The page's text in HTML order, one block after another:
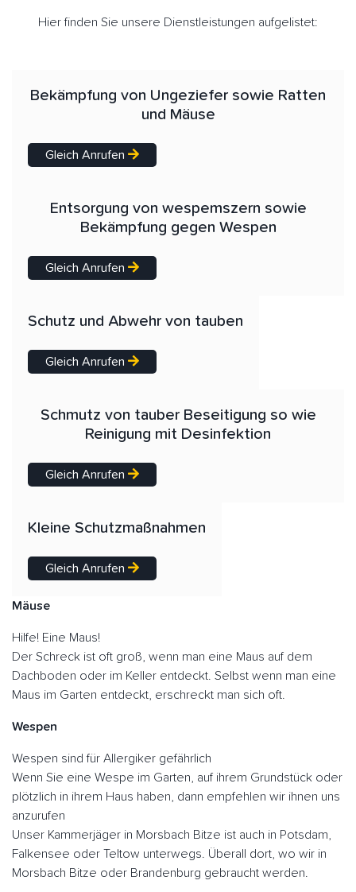
Hier finden Sie unsere Dienstleistungen aufgelistet:
Bekämpfung von Ungeziefer sowie Ratten
und Mäuse
Gleich Anrufen
Entsorgung von wespemszern sowie
Bekämpfung gegen Wespen
Gleich Anrufen
Schutz und Abwehr von tauben
Gleich Anrufen
Schmutz von tauber Beseitigung so wie
Reinigung mit Desinfektion
Gleich Anrufen
Kleine Schutzmaßnahmen
Gleich Anrufen
Mäuse
Hilfe! Eine Maus!
Der Schreck ist oft groß, wenn man eine Maus auf dem
Dachboden oder im Keller entdeckt. Selbst wenn man eine
Maus im Garten entdeckt, erschreckt man sich oft.
Wespen
Wespen sind für Allergiker gefährlich
Wenn Sie eine Wespe im Garten, auf ihrem Grundstück oder
plötzlich in ihrem Haus haben, dann empfehlen wir ihnen uns
anzurufen
Unser Kammerjäger in Morsbach Bitze ist auch in Potsdam,
Falkensee oder Teltow unterwegs. Überall dort, wo wir in
Morsbach Bitze oder Brandenburg gebraucht werden.